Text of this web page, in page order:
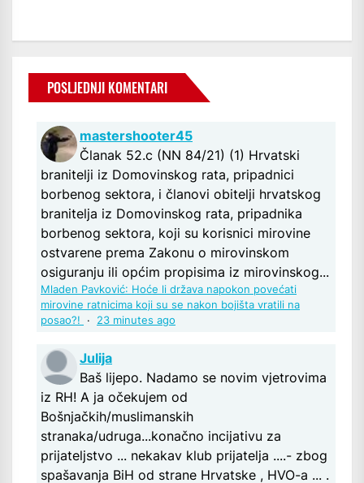
POSLJEDNJI KOMENTARI
mastershooter45
Članak 52.c (NN 84/21) (1) Hrvatski
branitelji iz Domovinskog rata, pripadnici
borbenog sektora, i članovi obitelji hrvatskog
branitelja iz Domovinskog rata, pripadnika
borbenog sektora, koji su korisnici mirovine
ostvarene prema Zakonu o mirovinskom
osiguranju ili općim propisima iz mirovinskog...
Mladen Pavković: Hoće li država napokon povećati
mirovine ratnicima koji su se nakon bojišta vratili na
posao?!
· 23 minutes ago
Julija
Baš lijepo. Nadamo se novim vjetrovima
iz RH! A ja očekujem od
Bošnjačkih/muslimanskih
stranaka/udruga...konačno incijativu za
prijateljstvo ... nekakav klub prijatelja ....- zbog
spašavanja BiH od strane Hrvatske , HVO-a ... .